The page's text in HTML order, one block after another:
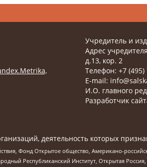
Учредитель и
Адрес
д.13, кор. 2
Телефон: +7 (495)
E-mail:
И.О. главного
Разработчик
деятельность которых
Фонд Открытое общество, Американо-
Республиканский Институт, Открытая